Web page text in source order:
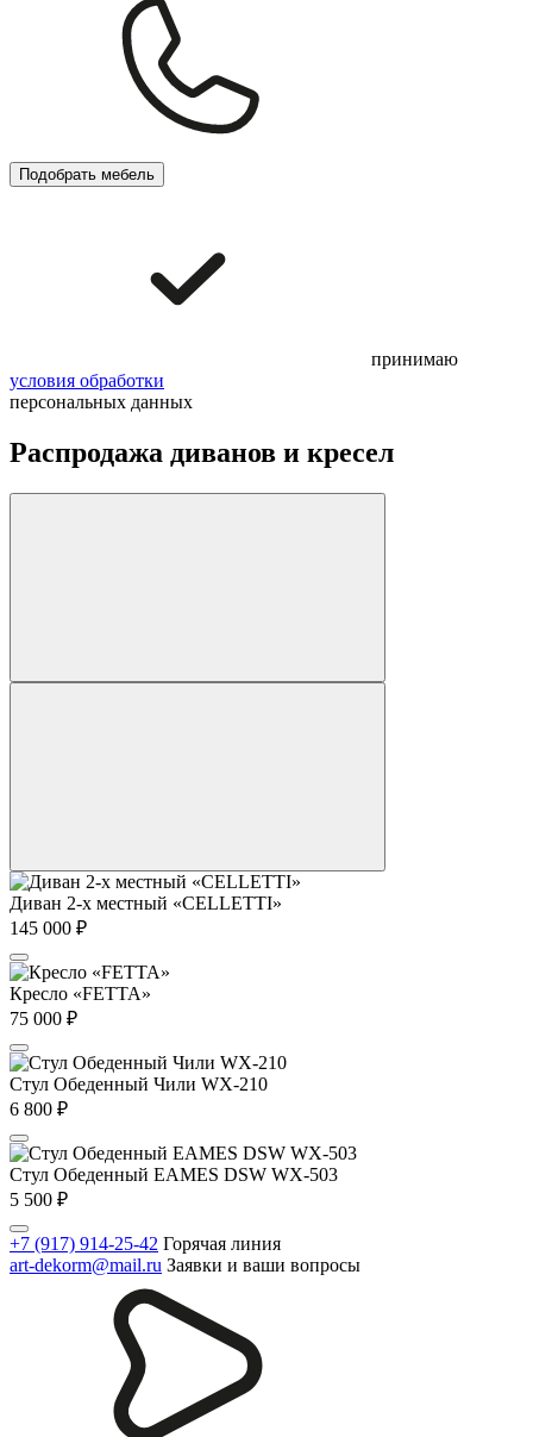
Подобрать мебель
принимаю
условия обработки
персональных данных
Распродажа диванов и кресел
Диван 2-х местный «CELLETTI»
145 000 ₽
Кресло «FETTA»
75 000 ₽
Стул Обеденный Чили WX-210
6 800 ₽
Стул Обеденный EAMES DSW WX-503
5 500 ₽
+7 (917) 914-25-42 Горячая линия
art-dekorm@mail.ru Заявки и ваши вопросы